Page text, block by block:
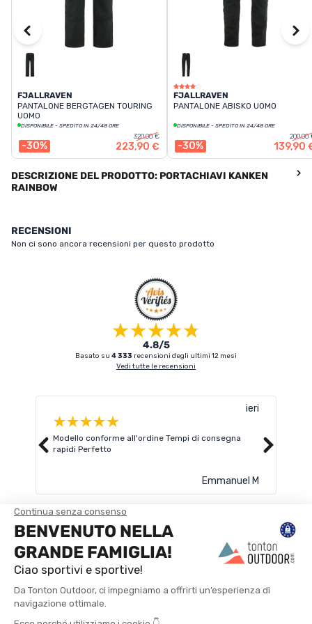
FJALLRAVEN
PANTALONE BERGTAGEN TOURING
UOMO
DISPONIBILE - SPEDITO IN 24/48 ORE
-30%
320,00 €
223,90 €
FJALLRAVEN
PANTALONE ABISKO UOMO
DISPONIBILE - SPEDITO IN 24/48 ORE
-30%
200,00
139,90
DESCRIZIONE DEL PRODOTTO: PORTACHIAVI KANKEN
RAINBOW
RECENSIONI
Non ci sono ancora recensioni per questo prodotto
4.8/5
Basato su 4 333 recensioni degli ultimi 12 mesi
Vedi tutte le recensioni
ieri
Modello conforme all'ordine Tempi di consegna
rapidi Perfetto
Emmanuel M
TROVA UN NEGOZIO CONTATTACI